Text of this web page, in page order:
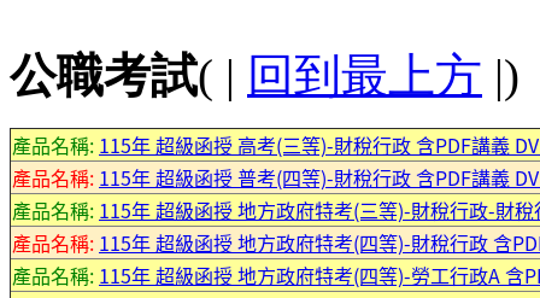
公職考試( | 回到最上方 |)
產品名稱: 115年 超級函授 高考(三等)-財稅行政 含PDF講義
產品名稱: 115年 超級函授 普考(四等)-財稅行政 含PDF講義
產品名稱: 115年 超級函授 地方政府特考(三等)-財稅行政-財
產品名稱: 115年 超級函授 地方政府特考(四等)-財稅行政 含
產品名稱: 115年 超級函授 地方政府特考(四等)-勞工行政A 含